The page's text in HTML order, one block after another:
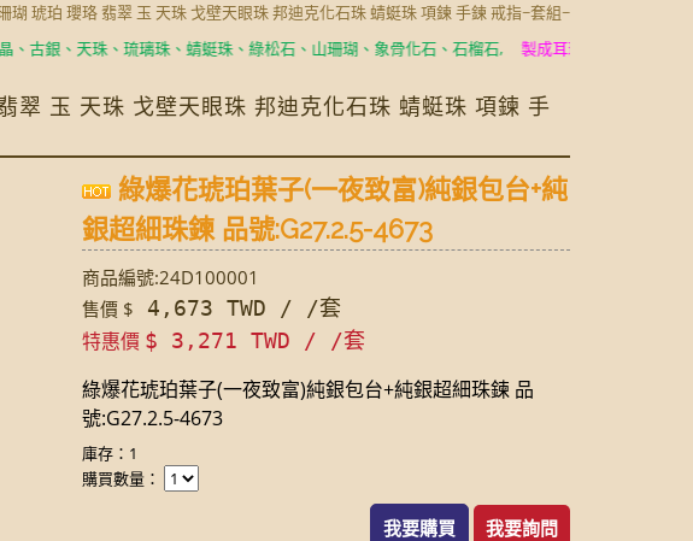
瑚 琥珀 瓔珞 翡翠 玉 天珠 戈壁天眼珠 邦迪克化石珠 蜻蜓珠 項鍊 手鍊 戒指~套組~
、天珠、琉璃珠、蜻蜓珠、綠松石、山珊瑚、象骨化石、石榴石, 製成耳環、項鍊、手鍊、手
翠 玉 天珠 戈壁天眼珠 邦迪克化石珠 蜻蜓珠 項鍊 手
綠爆花琥珀葉子(一夜致富)純銀包台+純
銀超細珠鍊 品號:G27.2.5-4673
商品編號:24D100001
售價 $ 4,673 TWD / /套
特惠價 $ 3,271 TWD / /套
綠爆花琥珀葉子(一夜致富)純銀包台+純銀超細珠鍊 品
號:G27.2.5-4673
庫存：1
購買數量：
我要購買 我要詢問